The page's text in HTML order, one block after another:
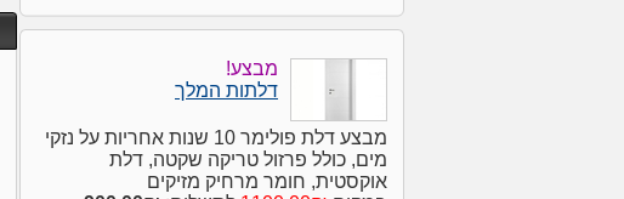
מבצע!
דלתות המלך
מבצע דלת פולימר 10 שנות אחריות על נזקי
מים, כולל פרזול טריקה שקטה, דלת
אוקסטית, חומר מרחיק מזיקים